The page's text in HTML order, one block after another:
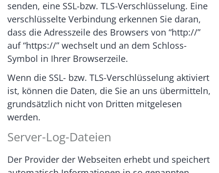
senden, eine SSL-bzw. TLS-Verschlüsselung. Eine
verschlüsselte Verbindung erkennen Sie daran,
dass die Adresszeile des Browsers von “http://”
auf “https://” wechselt und an dem Schloss-
Symbol in Ihrer Browserzeile.
Wenn die SSL- bzw. TLS-Verschlüsselung aktiviert
ist, können die Daten, die Sie an uns übermitteln,
grundsätzlich nicht von Dritten mitgelesen
werden.
Server-Log-Dateien
Der Provider der Webseiten erhebt und speichert